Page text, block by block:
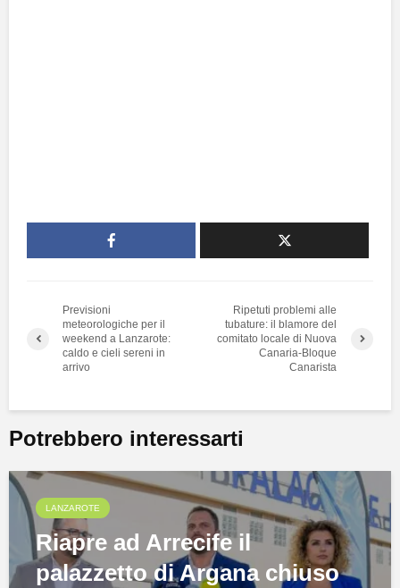
Previsioni
meteorologiche per il
weekend a Lanzarote:
caldo e cieli sereni in
arrivo
Ripetuti problemi alle
tubature: il blamore del
comitato locale di Nuova
Canaria-Bloque
Canarista
Potrebbero interessarti
LANZAROTE
Riapre ad Arrecife il
palazzetto di Argana chiuso